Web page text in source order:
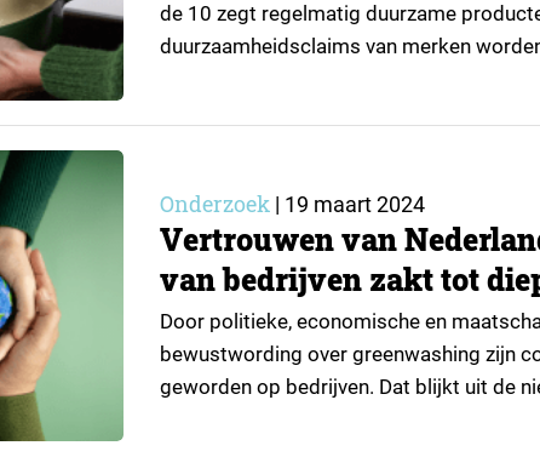
de 10 zegt regelmatig duurzame
duurzaamheidsclaims van merken
Onderzoek | 19 maart 2024
Vertrouwen van
van bedrijven zakt tot
Door politieke, economische en
bewustwording over greenwashing zijn
geworden op bedrijven. Dat blijkt uit de